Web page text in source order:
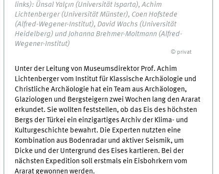
links): Ünsal Yalçın (Universität Isparta), Achim
Lichtenberger (Universität Münster), Coen Hofstede
(Alfred-Wegener-Institut), David Wachs (Universität
Heidelberg) und Johanna Brehmer-Moltmann (Alfred-
Wegener-Institut)
© privat
Unter der Leitung von Museumsdirektor Prof. Achim
Lichtenberger vom Institut für Klassische Archäologie und
Christliche Archäologie hat ein Team aus Archäologen,
Glaziologen und Bergsteigern zwei Wochen lang den Ararat
erkundet. Sie wollten feststellen, ob das Eis des höchsten
Bergs der Türkei ein einzigartiges Archiv der Klima- und
Kulturgeschichte bewahrt. Die Experten nutzten eine
Kombination aus Bodenradar und aktiver Seismik, um
Dicke und der Untergrund des Eises kartieren. Bei der
nächsten Expedition soll erstmals ein Eisbohrkern vom
Ararat gewonnen werden.